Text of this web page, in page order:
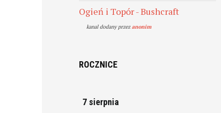
Ogień i Topór - Bushcraft
kanal dodany przezanonim
ROCZNICE
7 sierpnia